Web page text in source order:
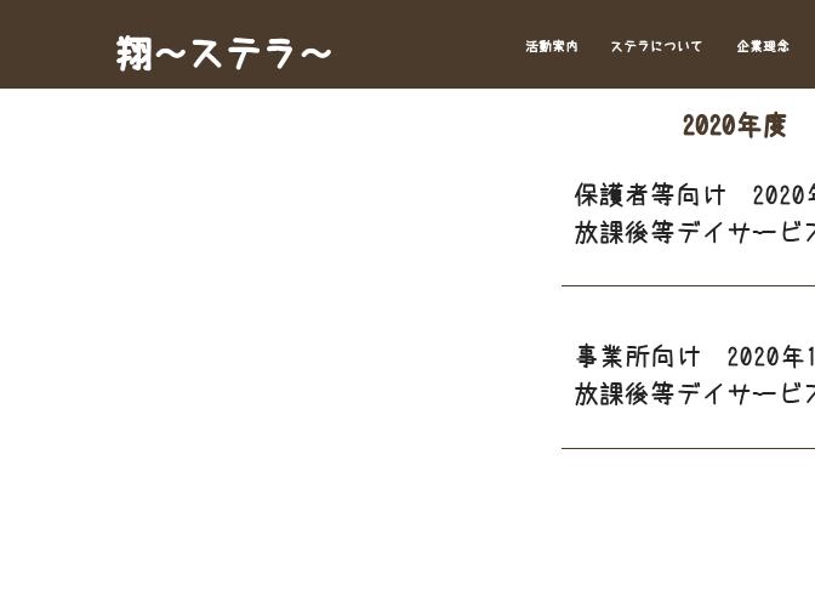
翔～ステラ～ 活動案内 ステラについて 企業理念
2020年度
保護者等向け 2020
放課後等デイサービ
事業所向け 2020年
放課後等デイサービ